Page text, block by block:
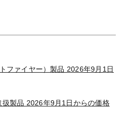
ファイヤー）製品 2026年9月1日
製品 2026年9月1日からの価格